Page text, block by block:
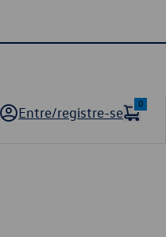
Entre/registre-se
0